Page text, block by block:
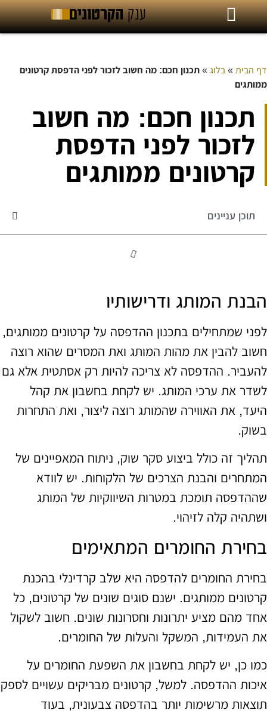
דף הבית » בלוג » תכנון חכם: מה חשוב לזכור לפני הדפסת קרטונים
ממותגים
תכנון חכם: מה חשוב
לזכור לפני הדפסת
קרטונים ממותגים
תוכן עניינים
הבנת המותג ודרישותיו
לפני שמתחילים בתכנון ההדפסה על קרטונים ממותגים,
חשוב להבין את מהות המותג ואת המסרים שהוא רוצה
להעביר. ההדפסה לא צריכה להיות רק אסתטית אלא גם
לשדר את ערכי המותג. יש לקחת בחשבון את קהל
היעד, את האווירה שהמותג רוצה ליצור, ואת התחרות
בשוק.
תהליך זה כולל ביצוע סקר שוק, ניתוח המאפיינים של
המתחרים והבנת הצרכים של הלקוחות. יש לוודא
שההדפסה תומכת במטרות השיווקיות של המותג
ושתהיה קלה לזיהוי.
בחירת החומרים המתאימים
בחירת החומרים להדפסה היא שלב קרדינלי בהכנת
קרטונים ממותגים. ישנם סוגים שונים של קרטונים, כל
אחד מהם מציע יתרונות וחסרונות שונים. חשוב לשקול
את העמידות, המשקל והעלות של החומרים.
כמו כן, יש לקחת בחשבון את השפעת החומרים על
איכות ההדפסה. למשל, קרטונים מבריקים עשויים לספק
תוצאות מרשימות יותר בהדפסה צבעונית, בעוד